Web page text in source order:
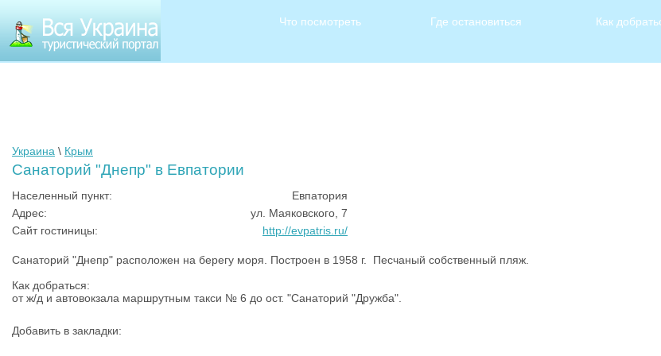
Что посмотреть Где остановиться Как
Украина \ Крым
Санаторий "Днепр" в Евпатории
Населенный пункт:
Евпатория
Адрес:
ул. Маяковского, 7
Сайт гостиницы:
http://evpatris.ru/
Санаторий "Днепр" расположен на берегу моря. Построен в 1958 г. Песчаный собственный пляж.
Как добраться:
от ж/д и автовокзала маршрутным такси № 6 до ост. "Санаторий "Дружба".
Добавить в закладки: